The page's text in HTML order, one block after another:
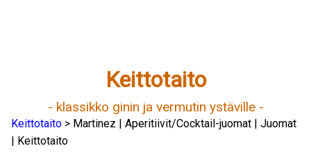
Keittotaito
- klassikko ginin ja vermutin ystäville -
Keittotaito > Martinez | Aperitiivit/Cocktail-juomat | Juomat
| Keittotaito